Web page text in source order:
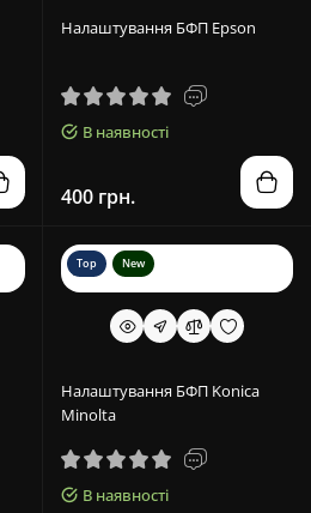
Налаштування БФП Epson
В наявності
400 грн.
Top New
Налаштування БФП Konica
Minolta
В наявності